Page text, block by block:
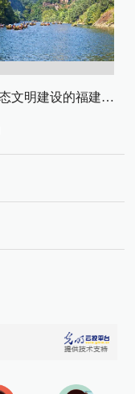
数字生态文明建设的福建路径与启示